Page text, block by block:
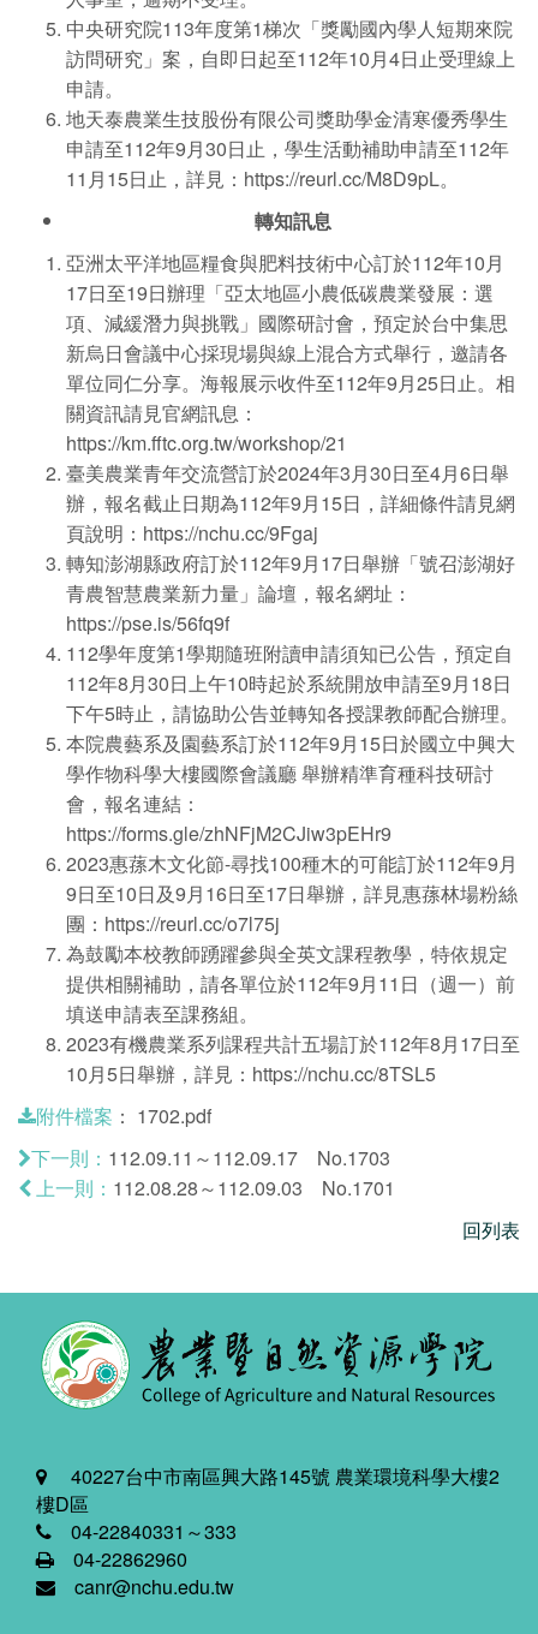
中央研究院113年度第1梯次「獎勵國內學人短期來院
訪問研究」案，自即日起至112年10月4日止受理線上
申請。
地天泰農業生技股份有限公司獎助學金清寒優秀學生
申請至112年9月30日止，學生活動補助申請至112年
11月15日止，詳見： https://reurl.cc/M8D9pL。
轉知訊息
亞洲太平洋地區糧食與肥料技術中心訂於112年10月
17日至19日辦理「亞太地區小農低碳農業發展：選
項、減緩潛力與挑戰」國際研討會，預定於台中集思
新烏日會議中心採現場與線上混合方式舉行，邀請各
單位同仁分享。海報展示收件至112年9月25日止。相
關資訊請見官網訊息：
https://km.fftc.org.tw/workshop/21
臺美農業青年交流營訂於2024年3月30日至4月6日舉
辦，報名截止日期為112年9月15日，詳細條件請見網
頁說明： https://nchu.cc/9Fgaj
轉知澎湖縣政府訂於112年9月17日舉辦「號召澎湖好
青農智慧農業新力量」論壇，報名網址：
https://pse.is/56fq9f
112學年度第1學期隨班附讀申請須知已公告，預定自
112年8月30日上午10時起於系統開放申請至9月18日
下午5時止，請協助公告並轉知各授課教師配合辦理。
本院農藝系及園藝系訂於112年9月15日於國立中興大
學作物科學大樓國際會議廳 舉辦精準育種科技研討
會，報名連結：
https://forms.gle/zhNFjM2CJiw3pEHr9
2023惠蓀木文化節-尋找100種木的可能訂於112年9月
9日至10日及9月16日至17日舉辦，詳見惠蓀林場粉絲
團： https://reurl.cc/o7l75j
為鼓勵本校教師踴躍參與全英文課程教學，特依規定
提供相關補助，請各單位於112年9月11日（週一）前
填送申請表至課務組。
2023有機農業系列課程共計五場訂於112年8月17日至
10月5日舉辦，詳見： https://nchu.cc/8TSL5
附件檔案 ： 1702.pdf
下一則： 112.09.11～112.09.17 No.1703
上一則： 112.08.28～112.09.03 No.1701
回列表
40227台中市南區興大路145號 農業環境科學大樓2
樓D區
04-22840331～333
04-22862960
canr@nchu.edu.tw